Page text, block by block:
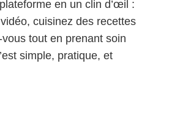
en un clin d’œil :
cuisinez des recettes
tout en prenant soin
simple, pratique, et